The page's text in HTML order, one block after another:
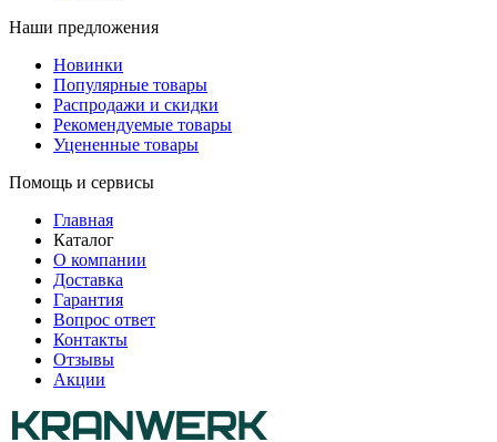
Наши предложения
Новинки
Популярные товары
Распродажи и скидки
Рекомендуемые товары
Уцененные товары
Помощь и сервисы
Главная
Каталог
О компании
Доставка
Гарантия
Вопрос ответ
Контакты
Отзывы
Акции